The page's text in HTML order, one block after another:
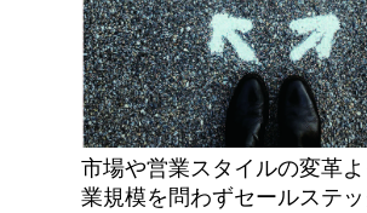
市場や営業スタイルの変革
業規模を問わずセールステ